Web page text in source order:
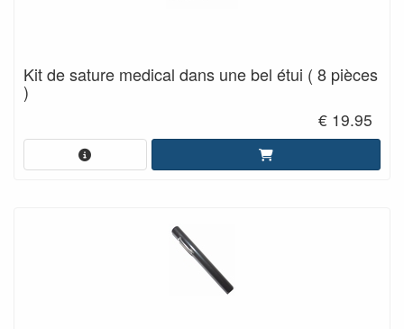
Kit de sature medical dans une bel étui ( 8 pièces
)
€ 19.95